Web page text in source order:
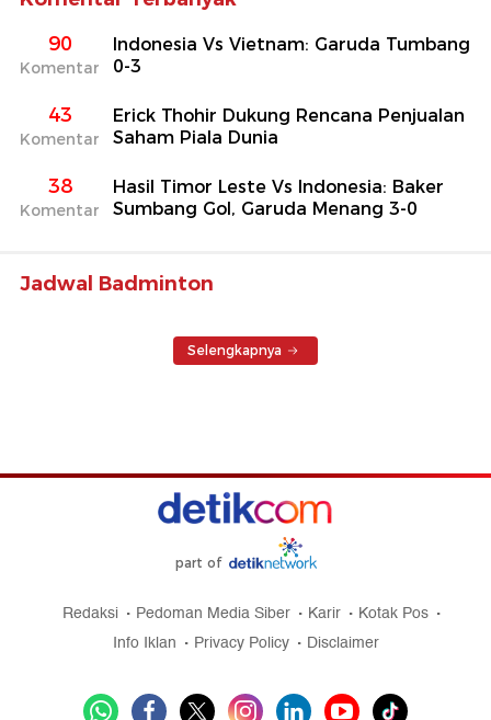
90
Komentar
Indonesia Vs Vietnam: Garuda Tumbang
0-3
43
Komentar
Erick Thohir Dukung Rencana Penjualan
Saham Piala Dunia
38
Komentar
Hasil Timor Leste Vs Indonesia: Baker
Sumbang Gol, Garuda Menang 3-0
Jadwal Badminton
Selengkapnya
part of
Redaksi Pedoman Media Siber Karir
Kotak Pos
Info Iklan
Privacy Policy Disclaimer